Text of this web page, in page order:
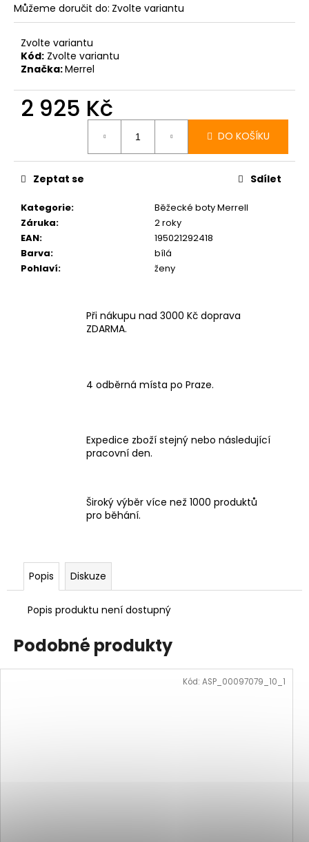
Můžeme doručit do: Zvolte variantu
Zvolte variantu
Kód: Zvolte variantu
Značka:Merrel
2 925 Kč
DO KOŠÍKU
Kategorie:
Běžecké boty Merrell
Záruka:
2 roky
EAN:
195021292418
Barva:
bílá
Pohlaví: ženy
Zeptat se Sdílet
Při nákupu nad 3000 Kč doprava
ZDARMA.
4 odběrná místa po Praze.
Expedice zboží stejný nebo následující
pracovní den.
Široký výběr více než 1000 produktů
pro běhání.
Popis Diskuze
Popis produktu není dostupný
Podobné produkty
Kód: ASP_00097079_10_1